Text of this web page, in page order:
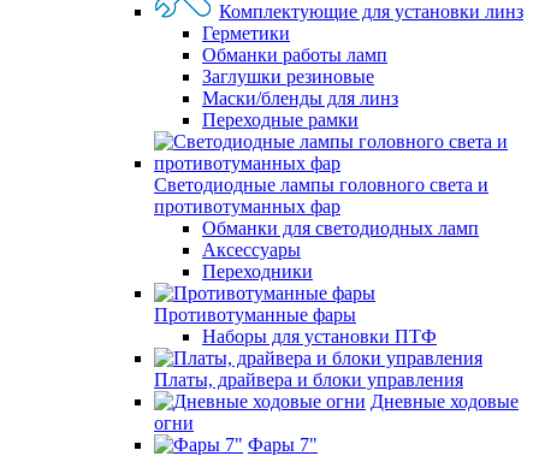
Комплектующие для установки линз
Герметики
Обманки работы ламп
Заглушки резиновые
Маски/бленды для линз
Переходные рамки
Светодиодные лампы головного света и
противотуманных фар
Обманки для светодиодных ламп
Аксессуары
Переходники
Противотуманные фары
Наборы для установки ПТФ
Платы, драйвера и блоки управления
Дневные ходовые
огни
Фары 7"